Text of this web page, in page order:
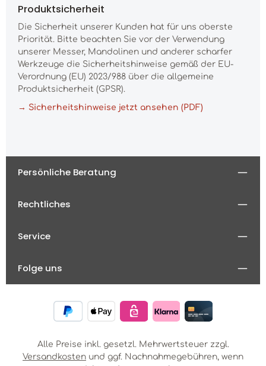
Produktsicherheit
Die Sicherheit unserer Kunden hat für uns oberste
Priorität. Bitte beachten Sie vor der Verwendung
unserer Messer, Mandolinen und anderer scharfer
Werkzeuge die Sicherheitshinweise gemäß der EU-
Verordnung (EU) 2023/988 über die allgemeine
Produktsicherheit (GPSR).
→ Sicherheitshinweise jetzt ansehen (PDF)
Persönliche Beratung
Rechtliches
Service
Folge uns
Alle Preise inkl. gesetzl. Mehrwertsteuer zzgl.
Versandkosten und ggf. Nachnahmegebühren, wenn